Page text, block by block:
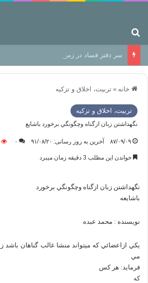
سر دفتر فساد در زمین‌، دوری وکناره‌گیری از
خانه » تربیت، اخلاق و تزکیه
تربیت، اخلاق و تزکیه
نگهداشتن زبان ازگناه وچگونگي برخورد باشايع
۸۷/۰۹/۰۹ آخرین به روز رسانی: ۹۱/۰۸/۲۰ ۰
خواندن این مطلب 3 دقیقه زمان میبرد
نگهداشتن زبان ازگناه وچگونگي برخورد
باشايعه
نويسنده : محمد عبده
يكي ازاعضائي كه ميتواند منشا غالب گناهان
مي
فرمايد: هر كس
كه